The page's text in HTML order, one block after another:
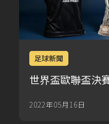
足球新聞
世界盃歐聯盃決
2022年05月16日